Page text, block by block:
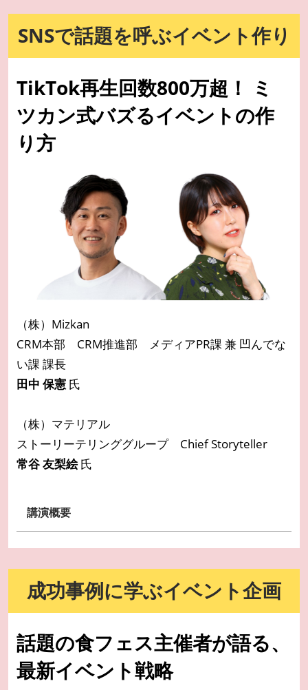
SNSで話題を呼ぶイベント作り
TikTok再生回数800万超！ ミ
ツカン式バズるイベントの作
り方
（株）Mizkan
CRM本部 CRM推進部 メディアPR課 兼 凹んでな
い課 課長
田中 保憲 氏
（株）マテリアル
ストーリーテリンググループ Chief Storyteller
常谷 友梨絵氏
講演概要
成功事例に学ぶイベント企画
話題の食フェス主催者が語る、
最新イベント戦略